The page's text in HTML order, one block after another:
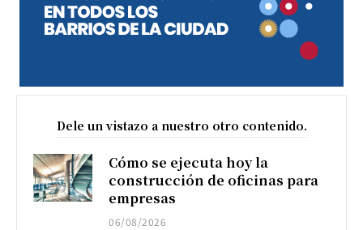
Dele un vistazo a nuestro otro contenido.
Cómo se ejecuta hoy la
construcción de oficinas para
empresas
06/08/2026